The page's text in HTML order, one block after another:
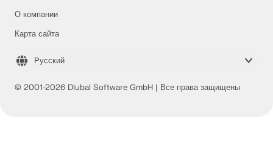
© 2001-2026 Dlubal Software GmbH | Все права защищены
О компании
Карта сайта
Pусский